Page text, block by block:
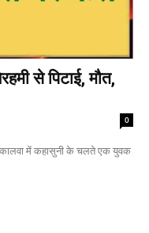
से पिटाई, मौत,
0
में कहासुनी के चलते एक युवक